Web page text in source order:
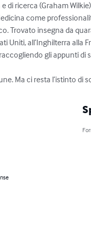
ricerca (Graham
come
Trovato insegna da
Uniti, all’Inghilterra alla
gli appunti
Ma ci resta l’istinto di